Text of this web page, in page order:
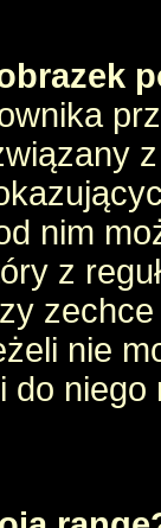
nim
z
nie
do